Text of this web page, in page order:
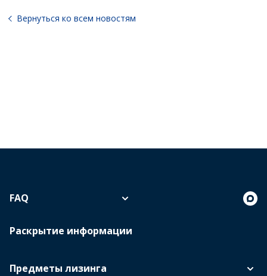
Вернуться ко всем новостям
Предметы лизинга
FAQ
Раскрытие информации